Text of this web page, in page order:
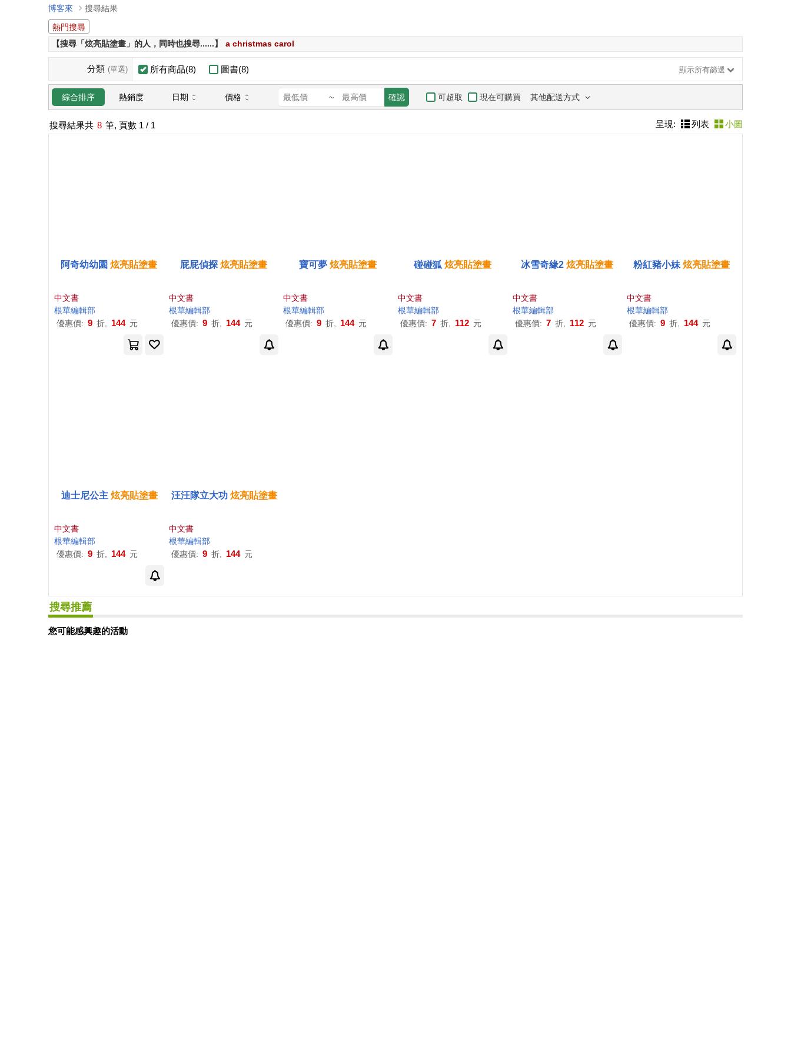
博客來
搜尋結果
熱門搜尋
【搜尋「炫亮貼塗畫」的人，同時也搜尋......】
a christmas carol
分類 (單選) 所有商品(8) 圖書(8) 顯示所有篩選
綜合排序 熱銷度 日期 價格 ~ 確認 可超取 現在可購買 其他配送方式
搜尋結果共 8 筆, 頁數 1 / 1 呈現: 列表 小圖
阿奇幼幼園 炫亮貼塗畫
中文書
根華編輯部
優惠價: 9 折, 144 元
屁屁偵探 炫亮貼塗畫
中文書
根華編輯部
優惠價: 9 折, 144 元
寶可夢炫亮貼塗畫
中文書
根華編輯部
優惠價: 9 折, 144 元
碰碰狐炫亮貼塗畫
中文書
根華編輯部
優惠價: 7 折, 112 元
冰雪奇緣2炫亮貼塗畫
中文書
根華編輯部
優惠價: 7 折, 112 元
粉紅豬小妹炫亮貼塗畫
中文書
根華編輯部
優惠價: 9 折, 144 元
迪士尼公主 炫亮貼塗畫
中文書
根華編輯部
優惠價: 9 折, 144 元
汪汪隊立大功 炫亮貼塗畫
中文書
根華編輯部
優惠價: 9 折, 144 元
搜尋推薦
您可能感興趣的活動